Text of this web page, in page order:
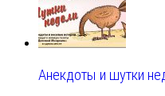
Анекдоты и шутки